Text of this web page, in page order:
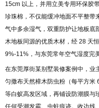
15cm 以上，并用立美专用环保胶
珍珠棉，不仅能缓冲地面不平整带
气中多余湿气，双重防护让地板底
木地板同源的优质木材，经 28 天
9%-11%，与东莞常年空气湿度完
在东莞厚街某别墅装修案例中，业
匀撒布天然樟木防虫粉（每平方米
等白蚁高发区域，再铺设防潮膜与
任何受潮发霉、虫蛀痕迹。收边线